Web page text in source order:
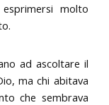
molto
ad ascoltare il
ma chi abitava
che sembrava